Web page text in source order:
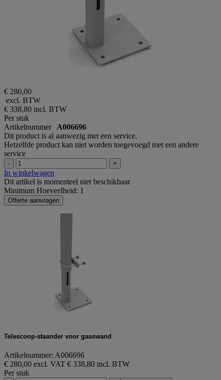
€ 280,00
excl. BTW
€ 338,80 incl. BTW
Per stuk
Artikelnummer A006696
Dit product is al aanwezig met een service.
Hetzelfde product kan niet worden toegevoegd met een andere
service
- +
In winkelwagen
Dit artikel is momenteel niet beschikbaar
Minimum Hoeveelheid: 1
Offerte aanvragen
Telescoop-staander voor gaaswand
Artikelnummer: A006696
€ 280,00 excl. VAT € 338,80 incl. BTW
Per stuk